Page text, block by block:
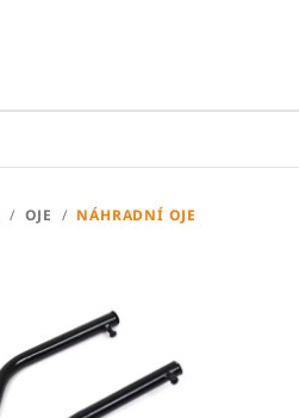
/ OJE / NÁHRADNÍ OJE